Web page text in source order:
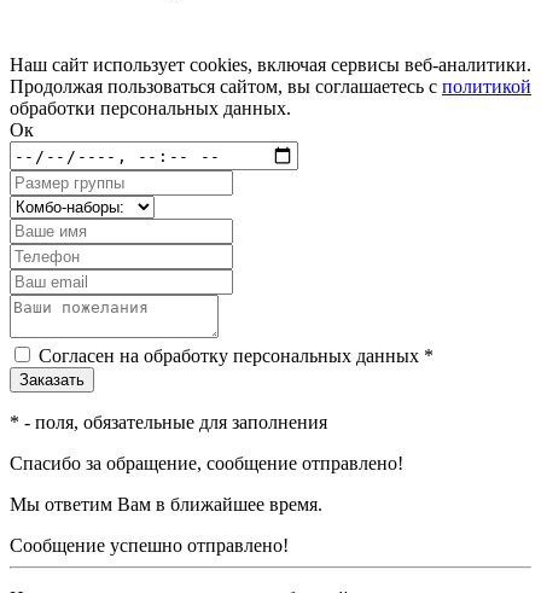
Наш сайт использует cookies, включая сервисы веб-аналитики.
Продолжая пользоваться сайтом, вы соглашаетесь с политикой
обработки персональных данных.
Ок
Согласен на обработку персональных данных *
* - поля, обязательные для заполнения
Спасибо за обращение, сообщение отправлено!
Мы ответим Вам в ближайшее время.
Сообщение успешно отправлено!